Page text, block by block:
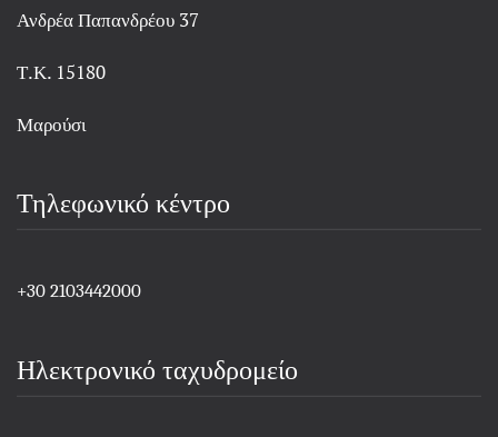
Ανδρέα Παπανδρέου 37
Τ.Κ. 15180
Μαρούσι
Τηλεφωνικό κέντρο
+30 2103442000
Ηλεκτρονικό ταχυδρομείο